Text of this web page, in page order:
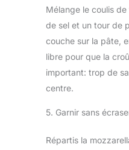
Mélange le coulis
de sel et un tour de
couche sur la pâte,
libre pour que la
important: trop de
centre.
5. Garnir sans
Répartis la